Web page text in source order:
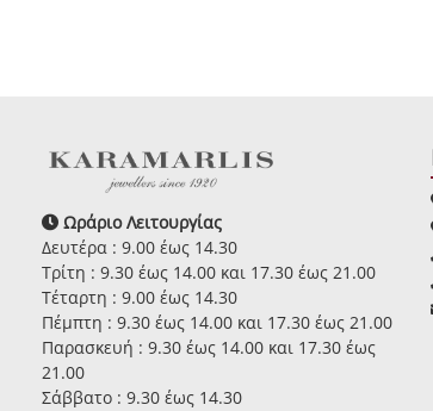
Ωράριο Λειτουργίας
Δευτέρα : 9.00 έως 14.30
Τρίτη : 9.30 έως 14.00 και 17.30 έως 21.00
Τέταρτη : 9.00 έως 14.30
Πέμπτη : 9.30 έως 14.00 και 17.30 έως 21.00
Παρασκευή : 9.30 έως 14.00 και 17.30 έως
21.00
Σάββατο : 9.30 έως 14.30